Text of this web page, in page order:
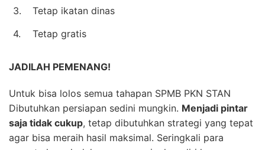
3.
Tetap ikatan dinas
4.
Tetap gratis
JADILAH PEMENANG!
Untuk bisa lolos semua tahapan SPMB PKN STAN
Dibutuhkan persiapan sedini mungkin. Menjadi pintar
saja tidak cukup, tetap dibutuhkan strategi yang tepat
agar bisa meraih hasil maksimal. Seringkali para